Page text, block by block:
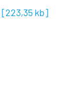
[223,35 kb]